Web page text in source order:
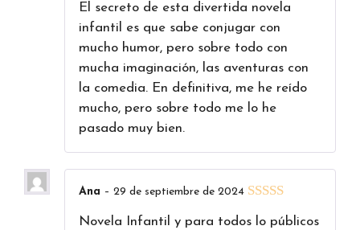
El secreto de esta divertida novela
infantil es que sabe conjugar con
mucho humor, pero sobre todo con
mucha imaginación, las aventuras con
la comedia. En definitiva, me he reído
mucho, pero sobre todo me lo he
pasado muy bien.
Ana – 29 de septiembre de 2024
Novela Infantil y para todos lo públicos